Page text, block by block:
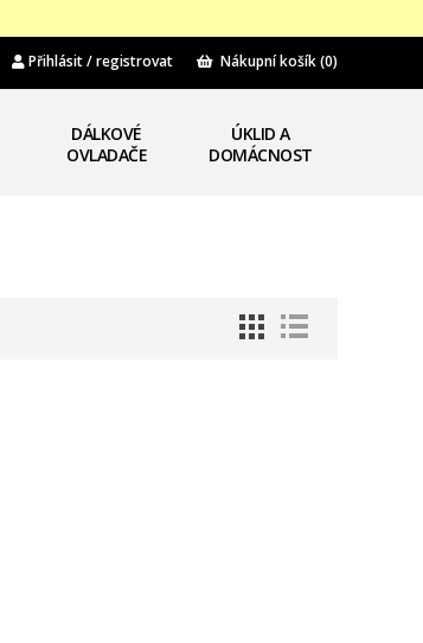
Přihlásit / registrovat Nákupní košík(0)
DÁLKOVÉ
OVLADAČE
ÚKLID A
DOMÁCNOST